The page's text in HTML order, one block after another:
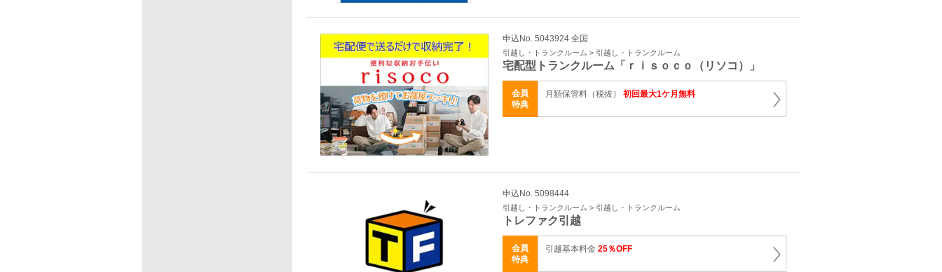
申込No. 5043924 全国
引越し・トランクルーム > 引越し・トランクルーム
宅配型トランクルーム「ｒｉｓｏｃｏ（リソコ）」
会員
特典
月額保管料（税抜） 初回最大1ケ月無料
申込No. 5098444
引越し・トランクルーム > 引越し・トランクルーム
トレファク引越
会員
特典
引越基本料金 25％OFF